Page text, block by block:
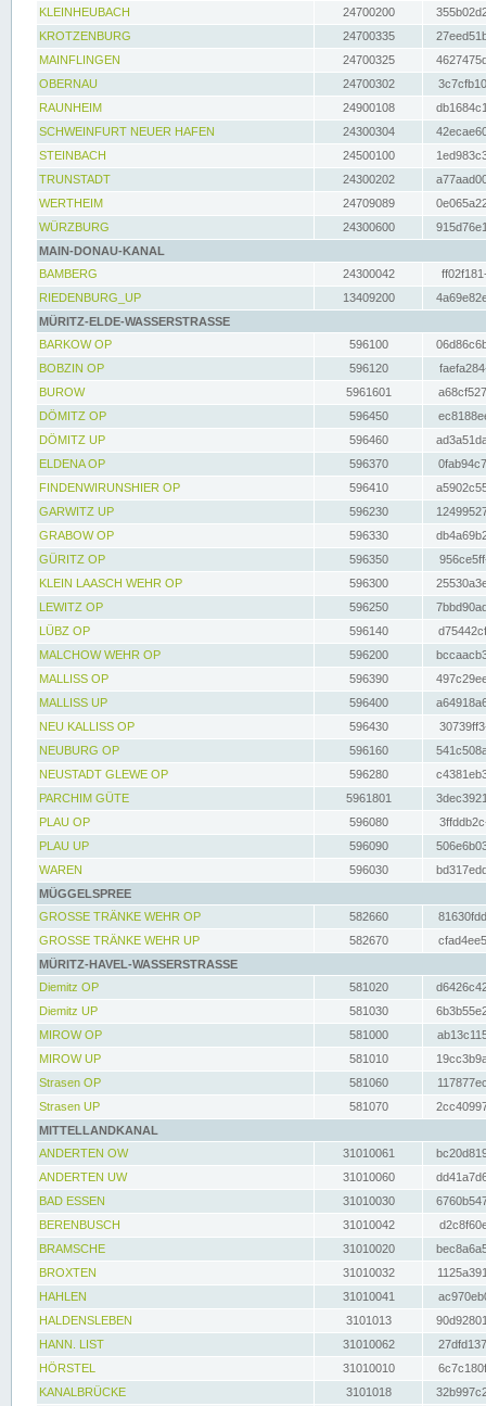
KLEINHEUBACH 24700200
KROTZENBURG
24700335
MAINFLINGEN
24700325
OBERNAU
24700302
RAUNHEIM
24900108
SCHWEINFURT NEUER HAFEN
24300304
STEINBACH
24500100
TRUNSTADT
24300202
WERTHEIM
24709089
WÜRZBURG
24300600
MAIN-DONAU-KANAL
BAMBERG
24300042
RIEDENBURG_UP
13409200
MÜRITZ-ELDE-WASSERSTRASSE
BARKOW OP
596100
BOBZIN OP
596120
BUROW
5961601
DÖMITZ OP
596450
DÖMITZ UP
596460
ELDENA OP
596370
FINDENWIRUNSHIER OP
596410
GARWITZ UP
596230
GRABOW OP
596330
GÜRITZ OP
596350
KLEIN LAASCH WEHR OP
596300
LEWITZ OP
596250
LÜBZ OP
596140
MALCHOW WEHR OP
596200
MALLISS OP
596390
MALLISS UP
596400
NEU KALLISS OP
596430
NEUBURG OP
596160
NEUSTADT GLEWE OP
596280
PARCHIM GÜTE
5961801
PLAU OP
596080
PLAU UP
596090
WAREN
596030
MÜGGELSPREE
GROSSE TRÄNKE WEHR OP
582660
GROSSE TRÄNKE WEHR UP
582670
MÜRITZ-HAVEL-WASSERSTRASSE
Diemitz OP
581020
Diemitz UP
581030
MIROW OP
581000
MIROW UP
581010
Strasen OP
581060
Strasen UP
581070
MITTELLANDKANAL
ANDERTEN OW
31010061
ANDERTEN UW
31010060
BAD ESSEN
31010030
BERENBUSCH
31010042
BRAMSCHE
31010020
BROXTEN
31010032
HAHLEN
31010041
HALDENSLEBEN
3101013
HANN. LIST
31010062
HÖRSTEL
31010010
KANALBRÜCKE
3101018